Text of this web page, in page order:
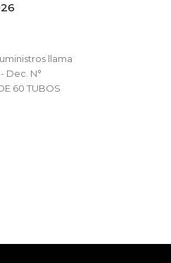
llama
Dec. N°
60 TUBOS